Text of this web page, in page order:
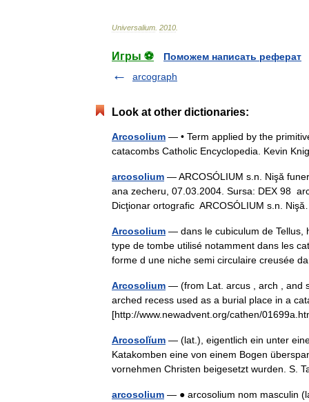
Universalium 2010
Игры ⚽
Поможем написать реферат
arcograph
Look at other dictionaries:
Arcosolium — • Term applied by the
catacombs Catholic Encyclopedia.
arcosolium — ARCOSÓLIUM s.n. Nişă
ana zecheru, 07.03.2004. Sursa: DEX 98
Dicţionar ortografic ARCOSÓLIUM s.n.
Arcosolium — dans le cubiculum de Tellus,
type de tombe utilisé notamment dans les
forme d une niche semi circulaire
Arcosolium — (from Lat. arcus , arch , and
arched recess used as a burial place in a
[http://www.newadvent.org/cathen/
Arcosolĭum — (lat.), eigentlich ein unter
Katakomben eine von einem Bogen
vornehmen Christen beigesetzt wurden.
arcosolium — ● arcosolium nom masculin